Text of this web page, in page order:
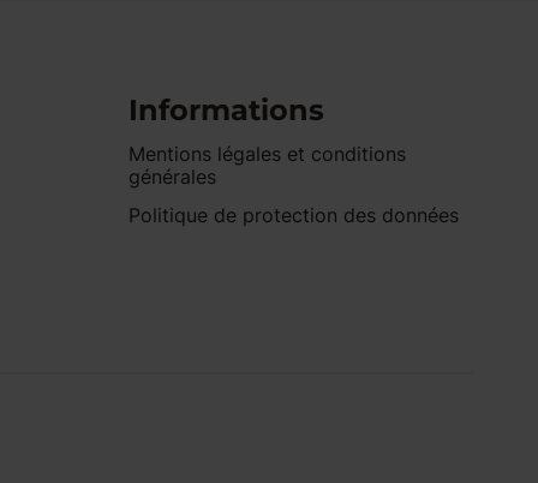
Informations
Mentions légales et conditions
générales
Politique de protection des données